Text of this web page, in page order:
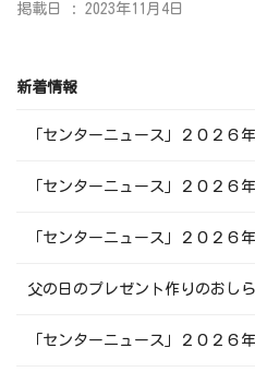
掲載日 : 2023年11月4日
新着情報
「センターニュース」２０２６
「センターニュース」２０２６
「センターニュース」２０２６
父の日のプレゼント作りのおし
「センターニュース」２０２６